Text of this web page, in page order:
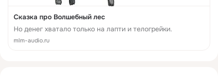
Сказка про Волшебный лес
Но денег хватало только на лапти и телогрейки.
mlm-audio.ru